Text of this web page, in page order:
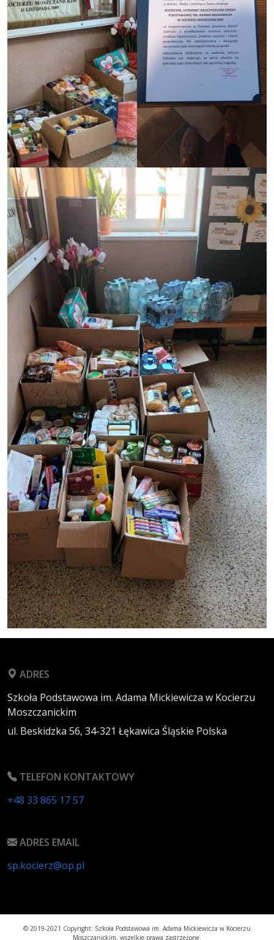
ADRES
Szkoła Podstawowa im. Adama Mickiewicza w Kocierzu
Moszczanickim
ul. Beskidzka 56, 34-321 Łękawica Śląskie Polska
TELEFON KONTAKTOWY
+48 33 865 17 57
ADRES EMAIL
sp.kocierz@op.pl
© 2019-2021 Copyright: Szkoła Podstawowa im. Adama Mickiewicza w Kocierzu
Moszczanickim, wszelkie prawa zastrzeżone.